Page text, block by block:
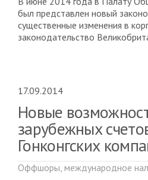
был представлен новый
существенные изменения в
законодательство
17.09.2014
Новые
зарубежных
Гонконгских
Оффшоры, международное